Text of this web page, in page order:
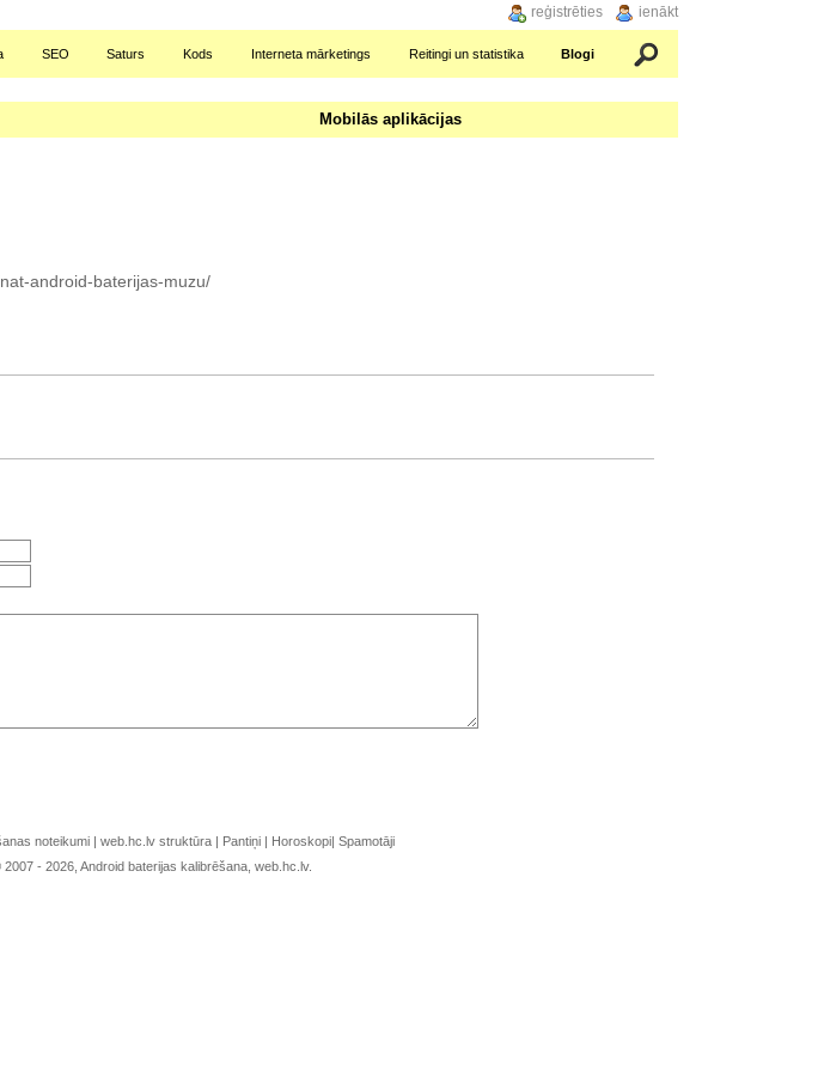
SEO Saturs Kods Interneta mārketings Reitingi un statistika Blogi Meklēšana
Mobilās aplikācijas
android-baterijas-muzu/
noteikumi| web.hc.lv struktūra| Pantiņi| Horoskopi| Spamotāji
ienākt
reģistrēties
2007 - 2026, Android baterijas kalibrēšana, web.hc.lv.